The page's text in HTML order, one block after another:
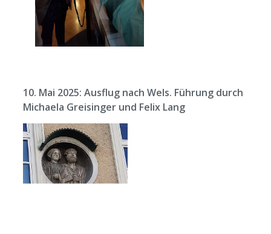
10. Mai 2025: Ausflug nach Wels. Führung durch
Michaela Greisinger und Felix Lang